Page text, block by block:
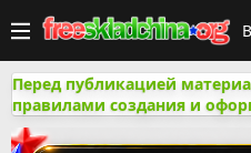
Перед публикацией
правилами создания и